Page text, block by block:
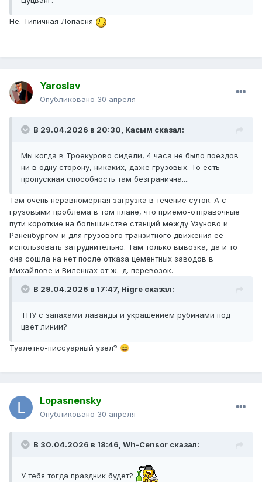
Не. Типичная Лопасня
Yaroslav
Опубликовано 30 апреля
В 29.04.2026 в 20:30, Касым сказал:
Мы когда в Троекурово сидели, 4 часа не было поездов
ни в одну сторону, никаких, даже грузовых. То есть
пропускная способность там безгранична....
Там очень неравномерная загрузка в течение суток. А с
грузовыми проблема в том плане, что приемо-отправочные
пути короткие на большинстве станций между Узуново и
Раненбургом и для грузового транзитного движения её
использовать затруднительно. Там только вывозка, да и то
она сошла на нет после отказа цементных заводов в
Михайлове и Виленках от ж.-д. перевозок.
В 29.04.2026 в 17:47, Higre сказал:
ТПУ с запахами лаванды и украшением рубинами под
цвет линии?
Туалетно-писсуарный узел? 😄
Lopasnensky
Опубликовано 30 апреля
В 30.04.2026 в 18:46, Wh-Censor сказал:
У тебя тогда праздник будет?